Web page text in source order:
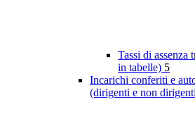
Tassi di assenza
in tabelle) 5
Incarichi conferiti e
(dirigenti e non